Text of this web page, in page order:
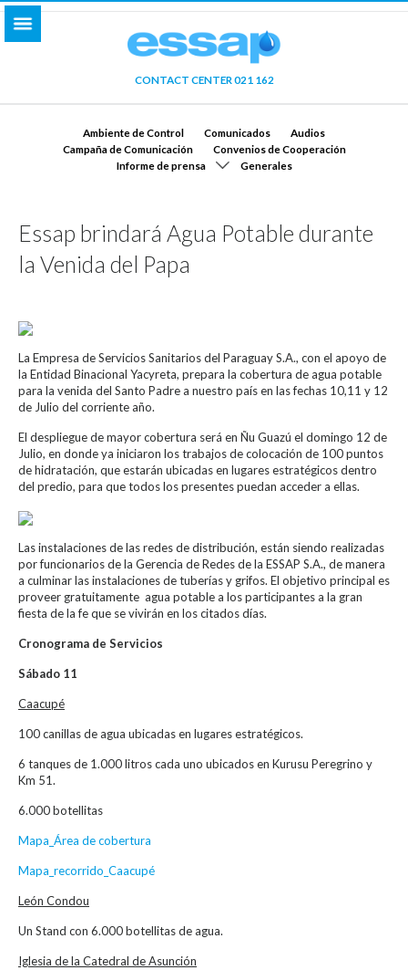
CONTACT CENTER 021 162
Ambiente de Control Comunicados
Audios
Campaña de Comunicación
Convenios de Cooperación
Informe de prensa
Generales
Essap brindará Agua Potable durante
la Venida del Papa
La Empresa de Servicios Sanitarios del Paraguay S.A., con el apoyo de
la Entidad Binacional Yacyreta, prepara la cobertura de agua potable
para la venida del Santo Padre a nuestro país en las fechas 10,11 y 12
de Julio del corriente año.
El despliegue de mayor cobertura será en Ñu Guazú el domingo 12 de
Julio, en donde ya iniciaron los trabajos de colocación de 100 puntos
de hidratación, que estarán ubicadas en lugares estratégicos dentro
del predio, para que todos los presentes puedan acceder a ellas.
Las instalaciones de las redes de distribución, están siendo realizadas
por funcionarios de la Gerencia de Redes de la ESSAP S.A., de manera
a culminar las instalaciones de tuberías y grifos. El objetivo principal es
proveer gratuitamente agua potable a los participantes a la gran
fiesta de la fe que se vivirán en los citados días.
Cronograma de Servicios
Sábado 11
Caacupé
100 canillas de agua ubicadas en lugares estratégicos.
6 tanques de 1.000 litros cada uno ubicados en Kurusu Peregrino y
Km 51.
6.000 botellitas
Mapa_Área de cobertura
Mapa_recorrido_Caacupé
León Condou
Un Stand con 6.000 botellitas de agua.
Iglesia de la Catedral de Asunción